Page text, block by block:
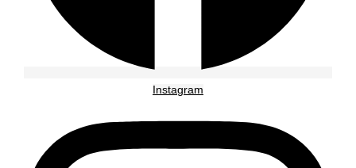
Instagram